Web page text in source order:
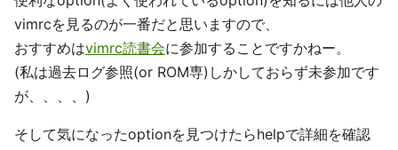
vimrcを見るのが一番だと思いますので、
おすすめはvimrc読書会に参加することですかねー。
(私は過去ログ参照(or ROM専)しかしておらず未参加です
が、、、、)
そして気になったoptionを見つけたらhelpで詳細を確認